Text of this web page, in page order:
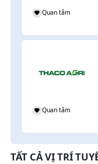
Quan tâm
Quan tâm
TẤT CẢ VỊ TRÍ